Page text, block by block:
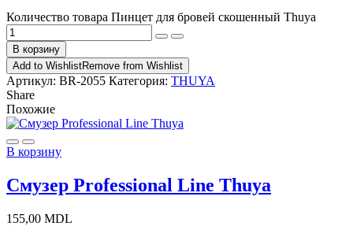
Количество товара Пинцет для бровей скошенный Thuya
В корзину
Add to WishlistRemove from Wishlist
Артикул: BR-2055 Категория: THUYA
Share
Похожие
В корзину
Смузер Professional Line Thuya
155,00 MDL